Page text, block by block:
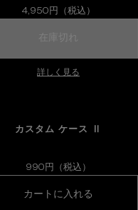
4,950円（税込）
在庫切れ
詳しく見る
カスタム ケース Ⅱ
990円（税込）
カートに入れる